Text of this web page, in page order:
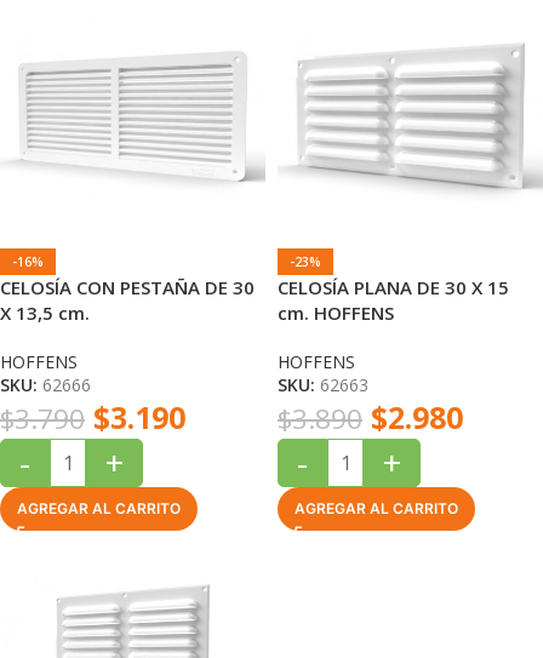
-16%
CELOSÍA CON PESTAÑA DE 30
X 13,5 cm.
HOFFENS
SKU: 62666
$3.790 $3.190
- +
AGREGAR AL CARRITO
-23%
CELOSÍA PLANA DE 30 X 15
cm. HOFFENS
HOFFENS
SKU: 62663
$3.890 $2.980
- +
AGREGAR AL CARRITO